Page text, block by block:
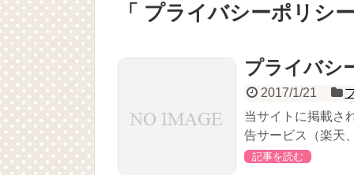
「 プライバシーポリシ
プライバシ
2017/1/21
当サイトに掲載さ
告サービス（楽天
記事を読む